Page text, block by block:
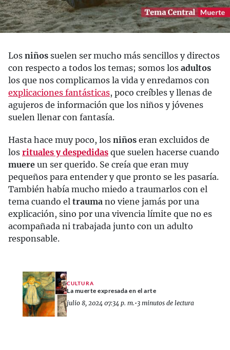
Los niños suelen ser mucho más sencillos y directos
con respecto a todos los temas; somos los adultos
los que nos complicamos la vida y enredamos con
explicaciones fantásticas, poco creíbles y llenas de
agujeros de información que los niños y jóvenes
suelen llenar con fantasía.
Hasta hace muy poco, los niños eran excluidos de
los rituales y despedidas que suelen hacerse cuando
muere un ser querido. Se creía que eran muy
pequeños para entender y que pronto se les pasaría.
También había mucho miedo a traumarlos con el
tema cuando el trauma no viene jamás por una
explicación, sino por una vivencia límite que no es
acompañada ni trabajada junto con un adulto
responsable.
CULTURA
La muerte expresada en el arte
julio 8, 2024 07:34 p. m.•3 minutos de lectura